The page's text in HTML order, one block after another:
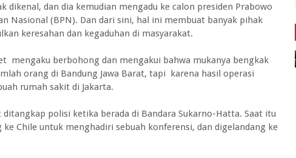
dikenal, dan dia kemudian mengadu ke calon presiden Prabowo
Nasional (BPN). Dan dari sini, hal ini membuat banyak pihak
keresahan dan kegaduhan di masyarakat.
mengaku berbohong dan mengakui bahwa mukanya bengkak
orang di Bandung Jawa Barat, tapi karena hasil operasi
rumah sakit di Jakarta.
ditangkap polisi ketika berada di Bandara Sukarno-Hatta. Saat itu
Chile untuk menghadiri sebuah konferensi, dan digelandang ke